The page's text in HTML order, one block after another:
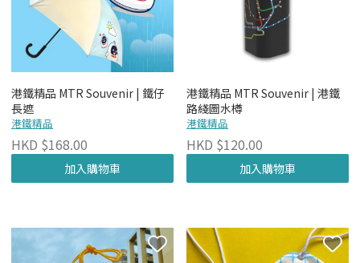
港鐵精品 MTR Souvenir | 鐵仔
長遮
港鐵精品
HKD $168.00
加入購物車
港鐵精品 MTR Souvenir | 港鐵
路綫圖水樽
港鐵精品
HKD $120.00
加入購物車